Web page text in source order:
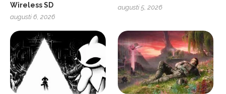
Wireless SD
augusti 6, 2026
augusti 5, 2026